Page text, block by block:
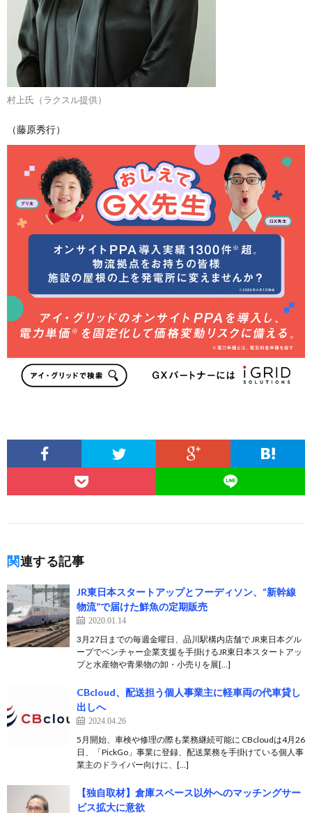
村上氏（ラクスル提供）
（藤原秀行）
関連する記事
JR東日本スタートアップとフーディソン、“新幹線
物流”で届けた鮮魚の定期販売
2020.01.14
3月27日までの毎週金曜日、品川駅構内店舗で JR東日本グル
ープでベンチャー企業支援を手掛けるJR東日本スタートアッ
プと水産物や青果物の卸・小売りを展[…]
CBcloud、配送担う個人事業主に軽車両の代車貸し
出しへ
2024.04.26
5月開始、車検や修理の際も業務継続可能に CBcloudは4月26
日、「PickGo」事業に登録、配送業務を手掛けている個人事
業主のドライバー向けに、[…]
【独自取材】倉庫スペース以外へのマッチングサー
ビス拡大に意欲